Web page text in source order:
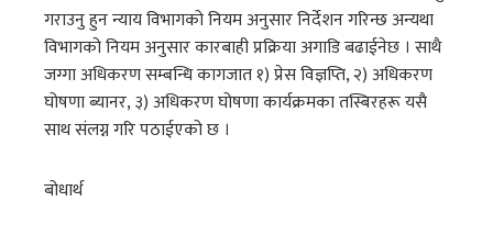
गराउनु हुन न्याय विभागको नियम अनुसार निर्देशन गरिन्छ अन्यथा
विभागको नियम अनुसार कारबाही प्रक्रिया अगाडि बढाईनेछ । साथै
जग्गा अधिकरण सम्बन्धि कागजात १) प्रेस विज्ञप्ति, २) अधिकरण
घोषणा ब्यानर, ३) अधिकरण घोषणा कार्यक्रमका तस्बिरहरू यसै
साथ संलग्न गरि पठाईएको छ ।
बोधार्थ